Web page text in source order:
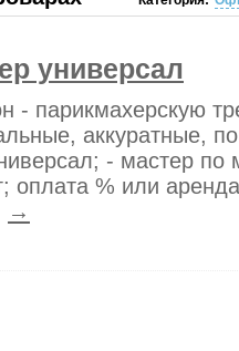
универсал
- парикмахерскую
аккуратные,
- мастер по
оплата % или
→